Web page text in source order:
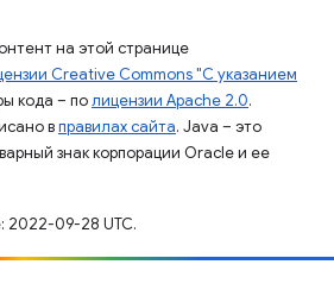
на этой странице
Creative Commons "С указанием
кода – полицензии Apache 2.0.
вправилах сайта. Java – это
знак корпорации Oracle и ее
2022-09-28 UTC.